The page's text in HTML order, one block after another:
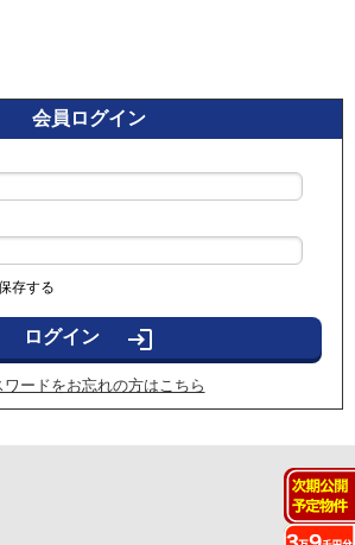
会員ログイン
存する
login
ワードをお忘れの方はこちら